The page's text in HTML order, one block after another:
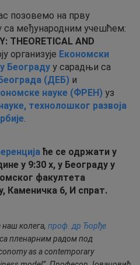
позовемо на прву
са међународним учешћем:
THEORETICAL AND
организује Економски
Београду у сарадњи са
(ДЕБ) и
науке (ФРЕН) уз
технолошког развоја
.
ће се одржати у
у 9:30 х, у Београду у
факултета
Каменичка 6, И спрат.
колега, проф. др Ђорђе
са пленарним радом под
as a contemporary